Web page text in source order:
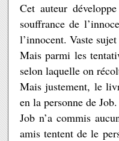
Cet auteur
souffrance de
l’innocent. Vaste
Mais parmi les
selon laquelle on
Mais justement, le
en la personne de Job.
Job n’a commis
amis tentent de le